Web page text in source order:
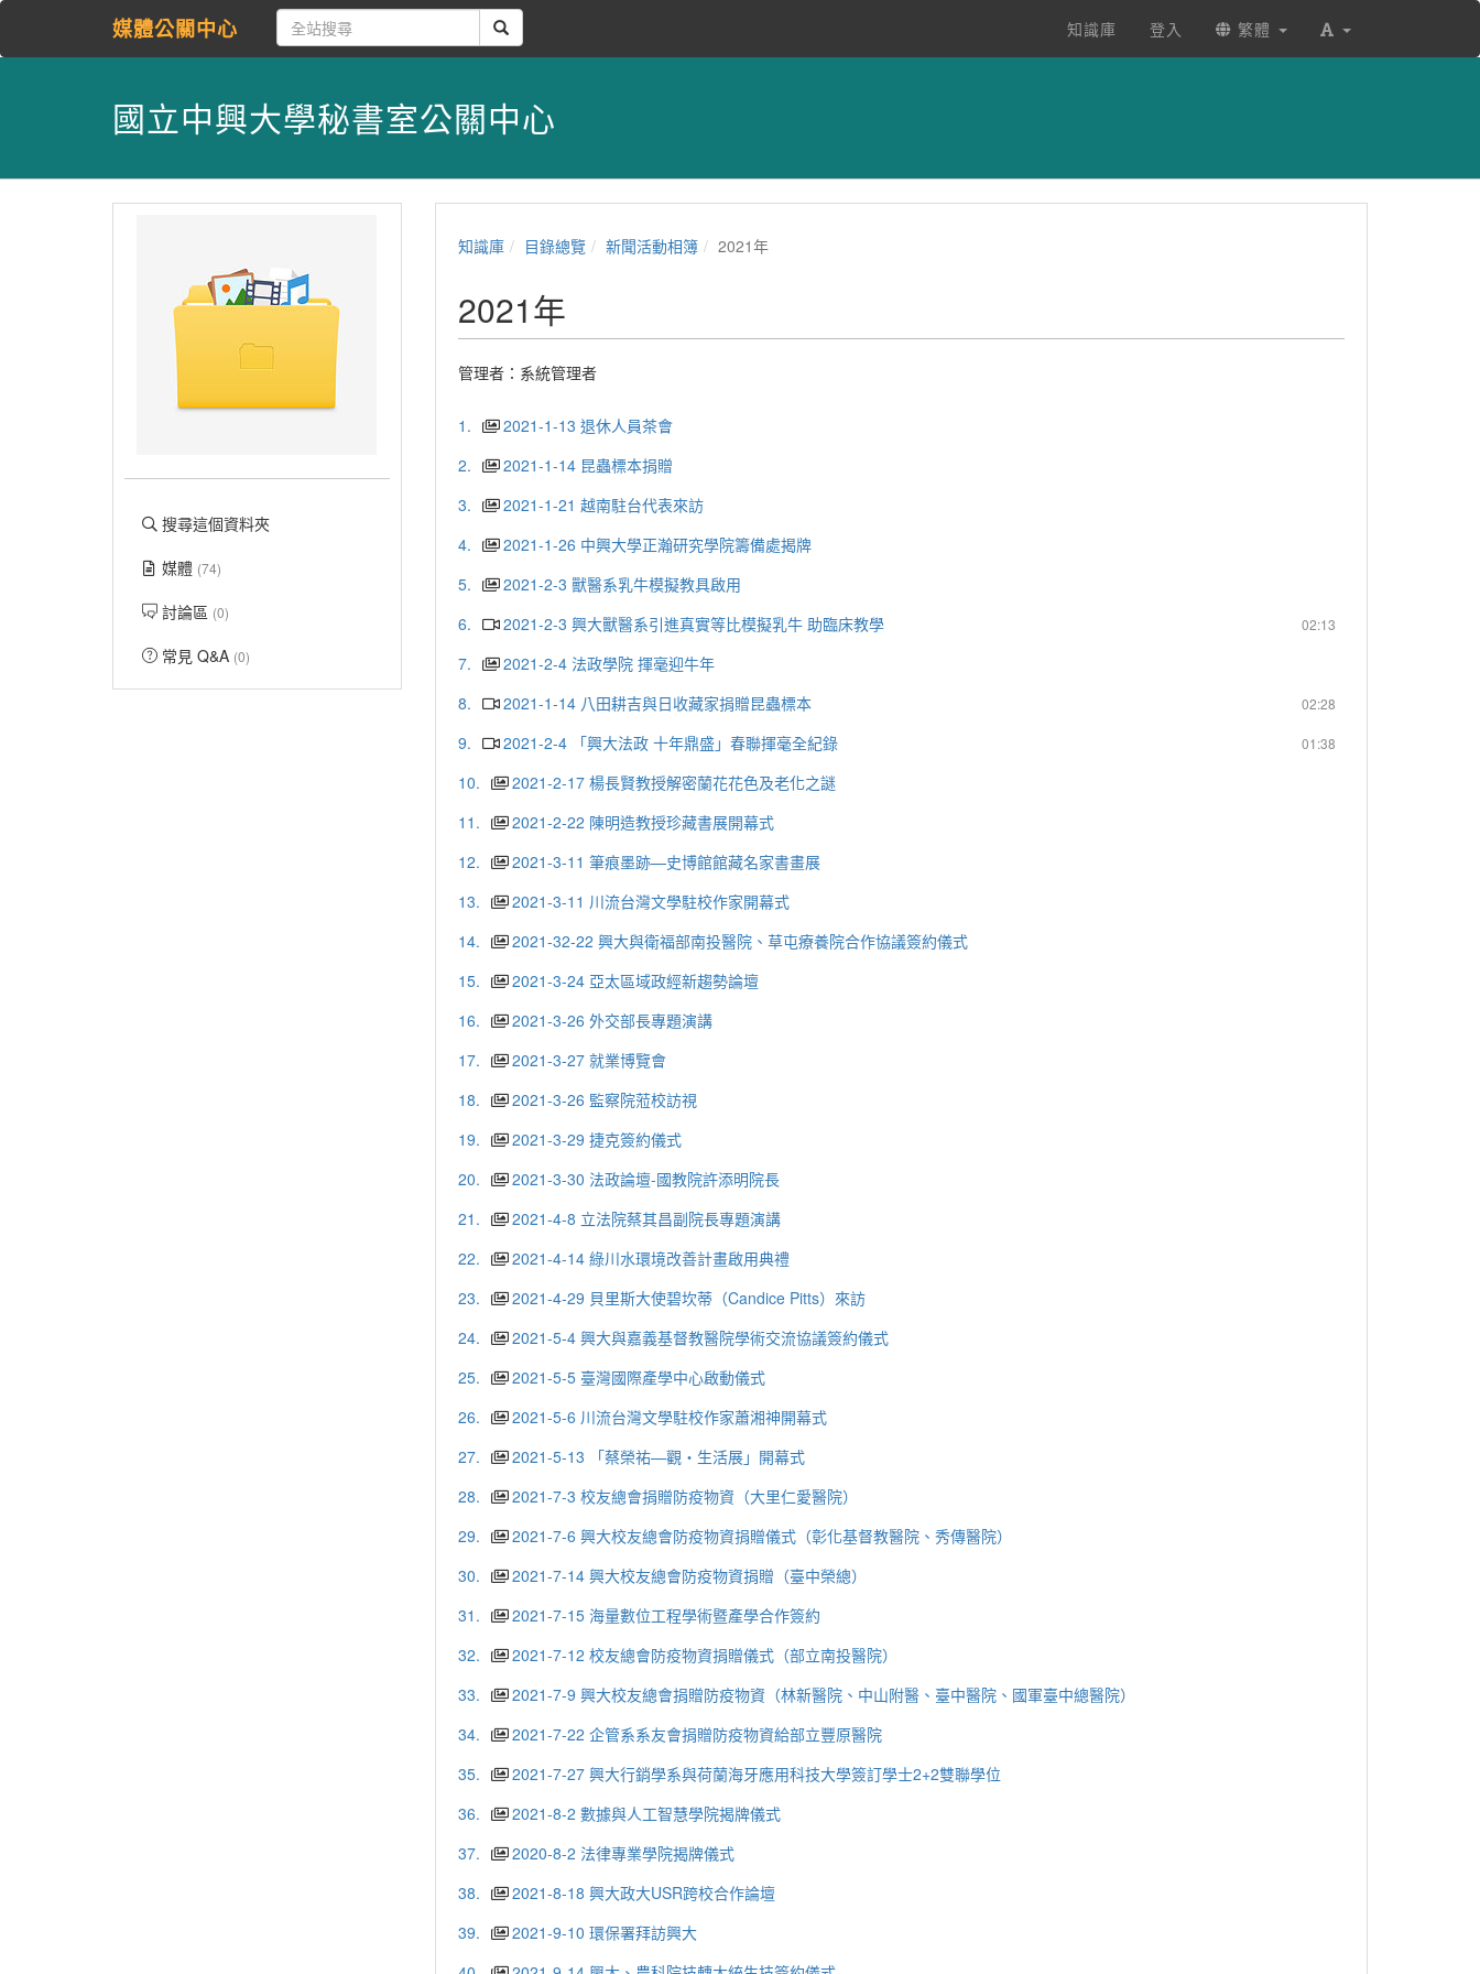
媒體公關中心 知識庫 登入 繁體
國立中興大學秘書室公關中心
搜尋這個資料夾
媒體 (74)
討論區 (0)
常見 Q&A (0)
知識庫 目錄總覽 新聞活動相簿 2021年
2021年
管理者： 系統管理者
1.
2021-1-13 退休人員茶會
2.
2021-1-14 昆蟲標本捐贈
3.
2021-1-21 越南駐台代表來訪
4.
2021-1-26 中興大學正瀚研究學院籌備處揭牌
5.
2021-2-3 獸醫系乳牛模擬教具啟用
6.
02:13
2021-2-3 興大獸醫系引進真實等比模擬乳牛 助臨床教學
7.
2021-2-4 法政學院 揮毫迎牛年
8.
02:28
2021-1-14 八田耕吉與日收藏家捐贈昆蟲標本
9.
01:38
2021-2-4 「興大法政 十年鼎盛」春聯揮毫全紀錄
10.
2021-2-17 楊長賢教授解密蘭花花色及老化之謎
11.
2021-2-22 陳明造教授珍藏書展開幕式
12.
2021-3-11 筆痕墨跡—史博館館藏名家書畫展
13.
2021-3-11 川流台灣文學駐校作家開幕式
14.
2021-32-22 興大與衛福部南投醫院、草屯療養院合作協議簽約儀式
15.
2021-3-24 亞太區域政經新趨勢論壇
16.
2021-3-26 外交部長專題演講
17.
2021-3-27 就業博覽會
18.
2021-3-26 監察院蒞校訪視
19.
2021-3-29 捷克簽約儀式
20.
2021-3-30 法政論壇-國教院許添明院長
21.
2021-4-8 立法院蔡其昌副院長專題演講
22.
2021-4-14 綠川水環境改善計畫啟用典禮
23.
2021-4-29 貝里斯大使碧坎蒂（Candice Pitts）來訪
24.
2021-5-4 興大與嘉義基督教醫院學術交流協議簽約儀式
25.
2021-5-5 臺灣國際產學中心啟動儀式
26.
2021-5-6 川流台灣文學駐校作家蕭湘神開幕式
27.
2021-5-13 「蔡榮祐—觀・生活展」開幕式
28.
2021-7-3 校友總會捐贈防疫物資（大里仁愛醫院）
29.
2021-7-6 興大校友總會防疫物資捐贈儀式（彰化基督教醫院、秀傳醫院）
30.
2021-7-14 興大校友總會防疫物資捐贈（臺中榮總）
31.
2021-7-15 海量數位工程學術暨產學合作簽約
32.
2021-7-12 校友總會防疫物資捐贈儀式（部立南投醫院）
33.
2021-7-9 興大校友總會捐贈防疫物資（林新醫院、中山附醫、臺中醫院、國軍臺中總醫院）
34.
2021-7-22 企管系系友會捐贈防疫物資給部立豐原醫院
35.
2021-7-27 興大行銷學系與荷蘭海牙應用科技大學簽訂學士2+2雙聯學位
36.
2021-8-2 數據與人工智慧學院揭牌儀式
37.
2020-8-2 法律專業學院揭牌儀式
38.
2021-8-18 興大政大USR跨校合作論壇
39.
2021-9-10 環保署拜訪興大